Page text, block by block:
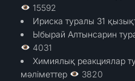
15592
Ириска туралы 31
Ыбырай Алтынсарин
4031
Химиялық реакциялар
мәліметтер
3820